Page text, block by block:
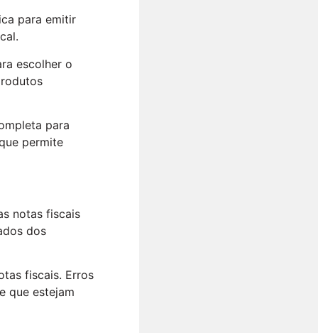
para emitir
escolher o
para
permite
notas fiscais
dos
fiscais. Erros
que estejam